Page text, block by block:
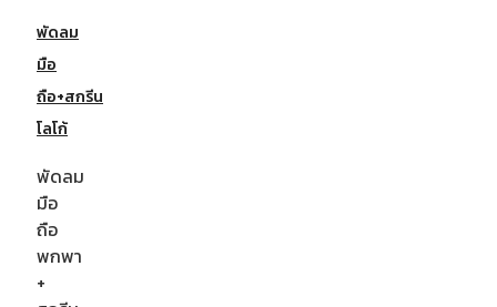
พัดลม
มือ
ถือ+สกรีน
โลโก้
พัดลม
มือ
ถือ
พกพา
+